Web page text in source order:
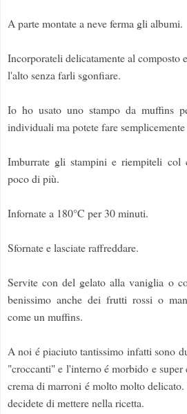
A parte montate a neve ferma gli albumi.
Incorporateli delicatamente al composto
l'alto senza farli sgonfiare.
Io ho usato uno stampo da muffins
individuali ma potete fare
Imburrate gli stampini e riempiteli col
poco di più.
Infornate a 180°C per 30 minuti.
Sfornate e lasciate raffreddare.
Servite con del gelato alla vaniglia o
benissimo anche dei frutti rossi o
come un muffins.
A noi é piaciuto tantissimo infatti sono
"croccanti" e l'interno é morbido e
crema di marroni é molto molto
decidete di mettere nella ricetta.